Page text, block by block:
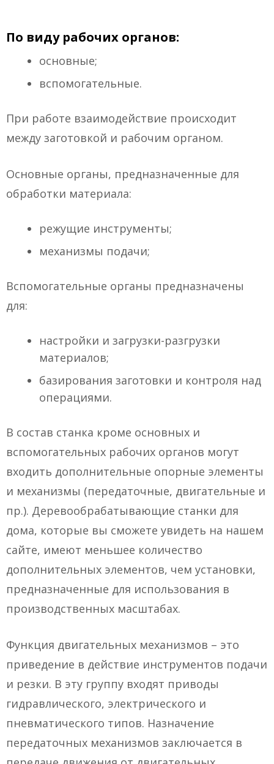
По виду рабочих органов:
основные;
вспомогательные.
При работе взаимодействие происходит
между заготовкой и рабочим органом.
Основные органы, предназначенные для
обработки материала:
режущие инструменты;
механизмы подачи;
Вспомогательные органы предназначены
для:
настройки и загрузки-разгрузки
материалов;
базирования заготовки и контроля над
операциями.
В состав станка кроме основных и
вспомогательных рабочих органов могут
входить дополнительные опорные элементы
и механизмы (передаточные, двигательные и
пр.). Деревообрабатывающие станки для
дома, которые вы сможете увидеть на нашем
сайте, имеют меньшее количество
дополнительных элементов, чем установки,
предназначенные для использования в
производственных масштабах.
Функция двигательных механизмов – это
приведение в действие инструментов подачи
и резки. В эту группу входят приводы
гидравлического, электрического и
пневматического типов. Назначение
передаточных механизмов заключается в